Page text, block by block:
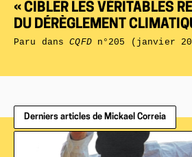
« CIBLER LES VÉRITABLES
DU DÉRÈGLEMENT
Paru dansCQFDn°205 (janvier
Derniers articles de Mickael Correia